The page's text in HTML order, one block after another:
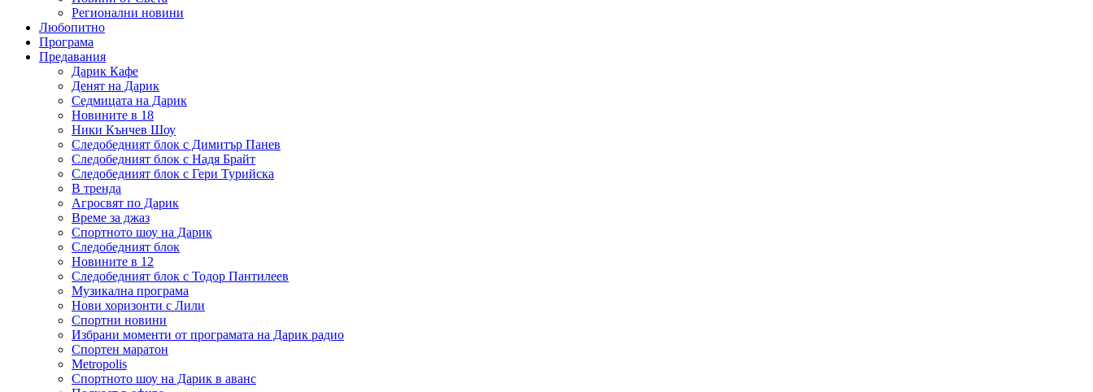
Регионални новини
Любопитно
Програма
Предавания
Дарик Кафе
Денят на Дарик
Седмицата на Дарик
Новините в 18
Ники Кънчев Шоу
Следобедният блок с Димитър Панев
Следобедният блок с Надя Брайт
Следобедният блок с Гери Турийска
В тренда
Агросвят по Дарик
Време за джаз
Спортното шоу на Дарик
Следобедният блок
Новините в 12
Следобедният блок с Тодор Пантилеев
Музикална програма
Нови хоризонти с Лили
Спортни новини
Избрани моменти от програмата на Дарик радио
Спортен маратон
Metropolis
Спортното шоу на Дарик в аванс